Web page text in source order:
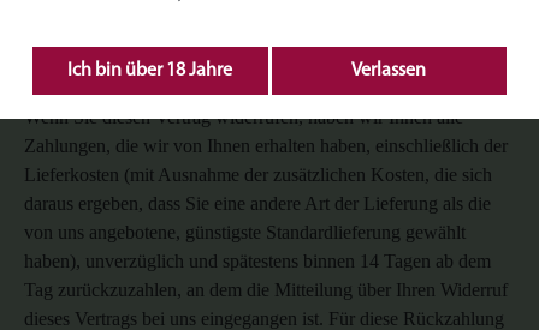
Folgen des Widerrufs
Wenn Sie diesen Vertrag widerrufen, haben wir Ihnen alle
Zahlungen, die wir von Ihnen erhalten haben, einschließlich der
Lieferkosten (mit Ausnahme der zusätzlichen Kosten, die sich
daraus ergeben, dass Sie eine andere Art der Lieferung als die
von uns angebotene, günstigste Standardlieferung gewählt
haben), unverzüglich und spätestens binnen 14 Tagen ab dem
Tag zurückzuzahlen, an dem die Mitteilung über Ihren Widerruf
dieses Vertrags bei uns eingegangen ist. Für diese Rückzahlung
Ich bin über 18 Jahre Verlassen